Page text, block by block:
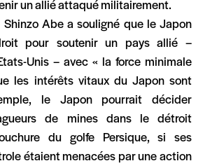
un allié attaqué militairement.
Shinzo Abe a souligné que le Japon
pour soutenir un pays allié –
Unis – avec « la force minimale
les intérêts vitaux du Japon sont
le Japon pourrait décider
de mines dans le détroit
du golfe Persique, si ses
étaient menacées par une action